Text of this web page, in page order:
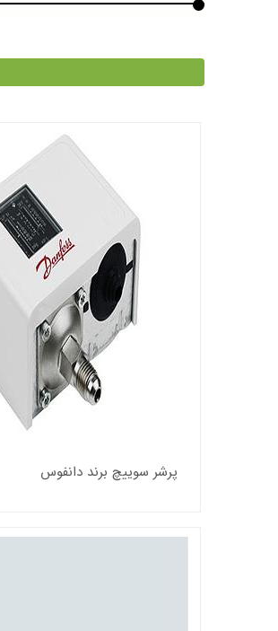
پرشر سوییچ برند دانفوس